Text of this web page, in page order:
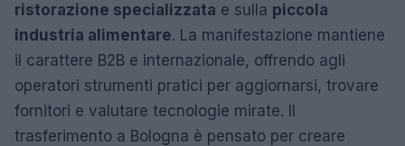
ristorazione specializzata e sulla piccola
industria alimentare. La manifestazione mantiene
il carattere B2B e internazionale, offrendo agli
operatori strumenti pratici per aggiornarsi, trovare
fornitori e valutare tecnologie mirate. Il
trasferimento a Bologna è pensato per creare